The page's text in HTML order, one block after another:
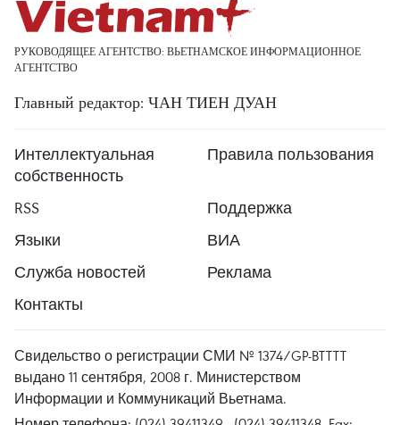
РУКОВОДЯЩЕЕ АГЕНТСТВО: ВЬЕТНАМСКОЕ ИНФОРМАЦИОННОЕ
АГЕНТСТВО
Главный редактор: ЧАН ТИЕН ДУАН
Интеллектуальная
собственность
Правила пользования
RSS
Поддержка
Языки
ВИА
Служба новостей
Реклама
Контакты
Свидельство о регистрации СМИ № 1374/GP-BTTTT
выдано 11 сентября, 2008 г. Министерством
Информации и Коммуникаций Вьетнама.